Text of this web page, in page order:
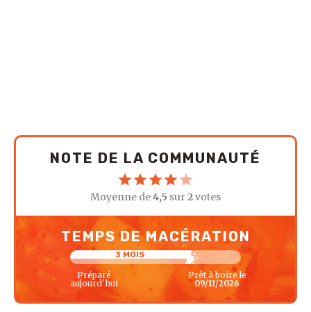
NOTE DE LA COMMUNAUTÉ
Moyenne de4,5 sur2votes
TEMPS DE MACÉRATION
3 MOIS
Préparé
aujourd'hui
Prêt à boire le
09/11/2026